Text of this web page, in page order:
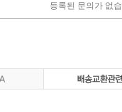
등록된 문의가 없